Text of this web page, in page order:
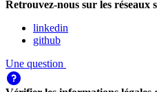
Retrouvez-nous sur les réseaux
linkedin
github
Une question